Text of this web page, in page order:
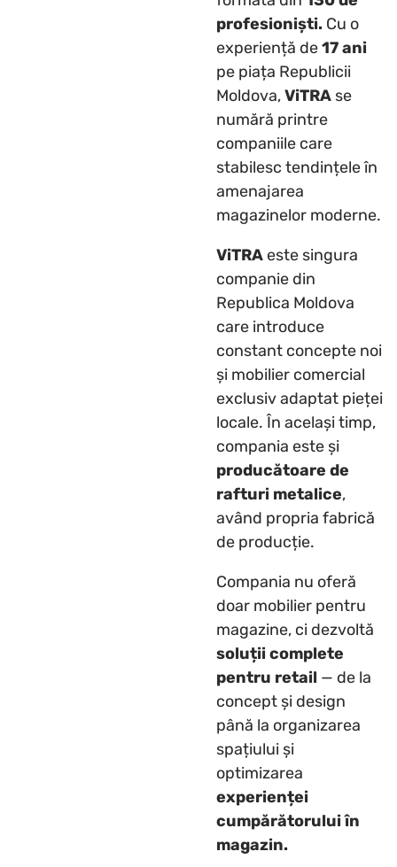
profesioniști. Cu o
experiență de17 ani
pe piața Republicii
Moldova,ViTRA se
numără printre
companiile care
stabilesc tendințele în
amenajarea
magazinelor moderne.
ViTRAeste singura
companie din
Republica Moldova
care introduce
constant concepte noi
și mobilier comercial
exclusiv adaptat pieței
locale. În același timp,
compania este și
producătoare de
rafturi metalice,
având propria fabrică
de producție.
Compania nu oferă
doar mobilier pentru
magazine, ci dezvoltă
soluții complete
pentru retail — de la
concept și design
până la organizarea
spațiului și
optimizarea
experienței
cumpărătorului în
magazin.